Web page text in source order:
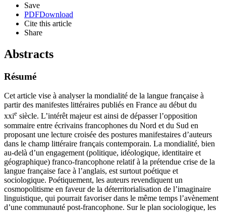
Save
PDFDownload
Cite this article
Share
Abstracts
Résumé
Cet article vise à analyser la mondialité de la langue française à
partir des manifestes littéraires publiés en France au début du
xxie siècle. L’intérêt majeur est ainsi de dépasser l’opposition
sommaire entre écrivains francophones du Nord et du Sud en
proposant une lecture croisée des postures manifestaires d’auteurs
dans le champ littéraire français contemporain. La mondialité, bien
au-delà d’un engagement (politique, idéologique, identitaire et
géographique) franco-francophone relatif à la prétendue crise de la
langue française face à l’anglais, est surtout poétique et
sociologique. Poétiquement, les auteurs revendiquent un
cosmopolitisme en faveur de la déterritorialisation de l’imaginaire
linguistique, qui pourrait favoriser dans le même temps l’avènement
d’une communauté post-francophone. Sur le plan sociologique, les